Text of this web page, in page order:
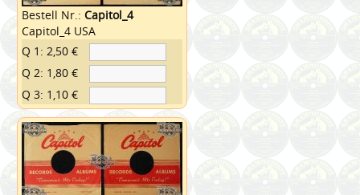
Bestell Nr.:Capitol_4
Capitol_4 USA
Q 1: 2,50 €
Q 2: 1,80 €
Q 3: 1,10 €